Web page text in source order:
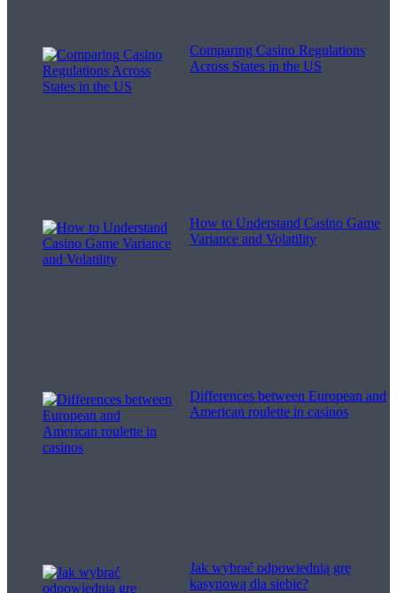
Comparing Casino Regulations
Across States in the US
How to Understand Casino Game
Variance and Volatility
Differences between European and
American roulette in casinos
Jak wybrać odpowiednią grę
kasynową dla siebie?